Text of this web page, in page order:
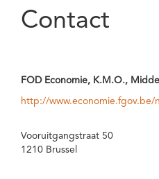
Contact
FOD Economie, K.M.O.,
http://www.economie.fgov.be/nl
Vooruitgangstraat 50
1210 Brussel